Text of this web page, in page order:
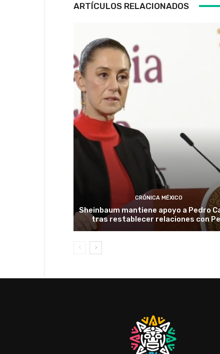
ARTÍCULOS RELACIONADOS
CRÓNICA MÉXICO
Sheinbaum mantiene apoyo a Pedro
tras restablecer relaciones con